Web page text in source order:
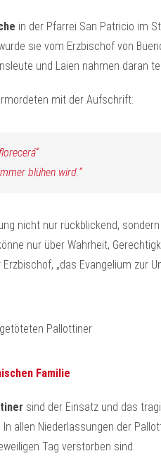
in der Pfarrei San Patricio im
sie vom Erzbischof von
und Laien nahmen daran
mit der Aufschrift:
blühen wird.“
nicht nur rückblickend,
nur über Wahrheit,
„das Evangelium zur
Familie
sind der Einsatz und das
allen Niederlassungen der
Tag verstorben sind.